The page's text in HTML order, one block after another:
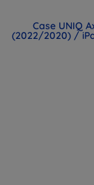
Case UNIQ
(2022/2020) /